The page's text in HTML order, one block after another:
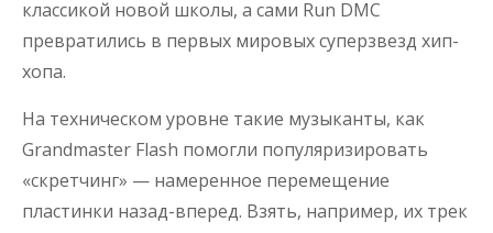
классикой новой школы, а сами Run DMC
превратились в первых мировых суперзвезд хип-
хопа.
На техническом уровне такие музыканты, как
Grandmaster Flash помогли популяризировать
«скретчинг» — намеренное перемещение
пластинки назад-вперед. Взять, например, их трек